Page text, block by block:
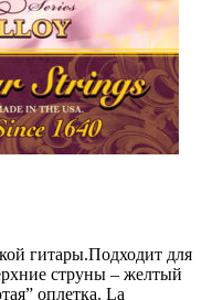
гитары.Подходит для
струны – желтый
оплетка. La